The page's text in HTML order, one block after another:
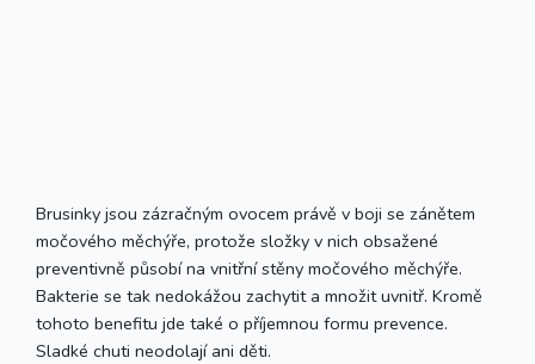
Brusinky jsou zázračným ovocem právě v boji se zánětem
močového měchýře, protože složky v nich obsažené
preventivně působí na vnitřní stěny močového měchýře.
Bakterie se tak nedokážou zachytit a množit uvnitř. Kromě
tohoto benefitu jde také o příjemnou formu prevence.
Sladké chuti neodolají ani děti.